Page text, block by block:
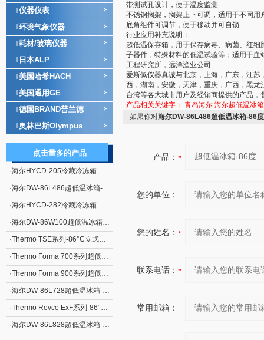
仪器仪表
环境气象仪器
耗材/玻璃仪器
日本ALP
美国哈希HACH
美国通用GE
德国BRAND普兰德
奥林巴斯Olympus
点击量多的产品
·海尔HYCD-205冷藏冷冻箱
·海尔DW-86L486超低温冰箱-86度
·海尔HYCD-282冷藏冷冻箱
·海尔DW-86W100超低温冰箱-86度
·Thermo TSE系列-86°C立式超低温冰箱
·Thermo Forma 700系列超低温冰箱
·Thermo Forma 900系列超低温冰箱
·海尔DW-86L728超低温冰箱-86度
·Thermo Revco ExF系列-86°C立式超低温冰箱
·海尔DW-86L828超低温冰箱-86度
带测试孔设计，便于温度监测
不锈钢搁架，搁架上下可调，适用于不同用
底角组件可调节，便于移动并可自锁
行业应用补充说明：
超低温保存箱，用于保存病毒、病菌、红
子器件，特殊材料的低温试验等；适用于
工程研究所，远洋渔业公司
爱斯佩仪器真诚与北京，上海，广东，江
西，湖南，安徽，天津，重庆，广西，黑
台湾等各大城市用户及经销商提供的产品，
产品相关关键字： 青岛海尔 海尔超低温冰箱
如果你对海尔DW-86L486超低温冰箱-86度
产品：
您的单位：
您的姓名：
联系电话：
常用邮箱：